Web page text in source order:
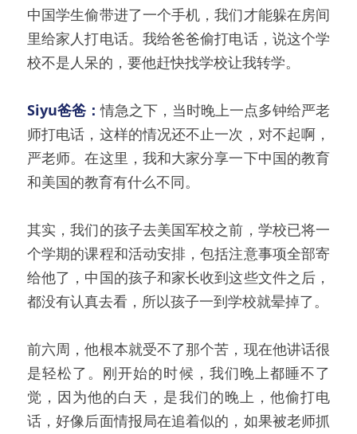
中国学生偷带进了一个手机，我们才能躲在房间
里给家人打电话。我给爸爸偷打电话，说这个学
校不是人呆的，要他赶快找学校让我转学。
Siyu爸爸：情急之下，当时晚上一点多钟给严老
师打电话，这样的情况还不止一次，对不起啊，
严老师。在这里，我和大家分享一下中国的教育
和美国的教育有什么不同。
其实，我们的孩子去美国军校之前，学校已将一
个学期的课程和活动安排，包括注意事项全部寄
给他了，中国的孩子和家长收到这些文件之后，
都没有认真去看，所以孩子一到学校就晕掉了。
前六周，他根本就受不了那个苦，现在他讲话很
是轻松了。刚开始的时候，我们晚上都睡不了
觉，因为他的白天，是我们的晚上，他偷打电
话，好像后面情报局在追着似的，如果被老师抓